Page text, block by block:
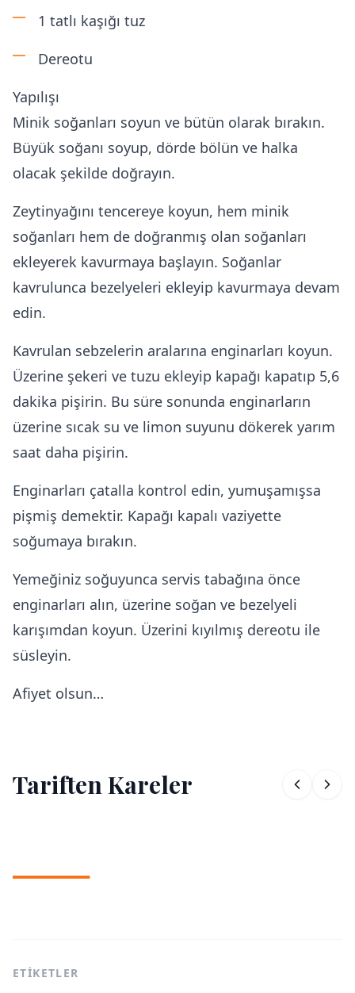
1 tatlı kaşığı tuz
Dereotu
Yapılışı
Minik soğanları soyun ve bütün olarak bırakın.
Büyük soğanı soyup, dörde bölün ve halka
olacak şekilde doğrayın.
Zeytinyağını tencereye koyun, hem minik
soğanları hem de doğranmış olan soğanları
ekleyerek kavurmaya başlayın. Soğanlar
kavrulunca bezelyeleri ekleyip kavurmaya devam
edin.
Kavrulan sebzelerin aralarına enginarları koyun.
Üzerine şekeri ve tuzu ekleyip kapağı kapatıp 5,6
dakika pişirin. Bu süre sonunda enginarların
üzerine sıcak su ve limon suyunu dökerek yarım
saat daha pişirin.
Enginarları çatalla kontrol edin, yumuşamışsa
pişmiş demektir. Kapağı kapalı vaziyette
soğumaya bırakın.
Yemeğiniz soğuyunca servis tabağına önce
enginarları alın, üzerine soğan ve bezelyeli
karışımdan koyun. Üzerini kıyılmış dereotu ile
süsleyin.
Afiyet olsun…
Tariften Kareler
ETIKETLER